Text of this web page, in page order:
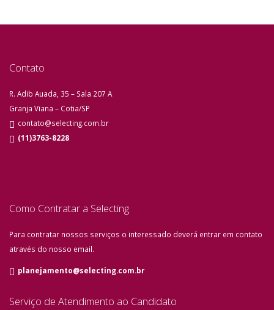
Contato
R. Adib Auada, 35 – Sala 207 A
Granja Viana – Cotia/SP
contato@selecting.com.br
(11)3763-8228
Como Contratar a Selecting
Para contratar nossos serviços o interessado deverá entrar em contato
através do nosso email.
planejamento@selecting.com.br
Serviço de Atendimento ao Candidato